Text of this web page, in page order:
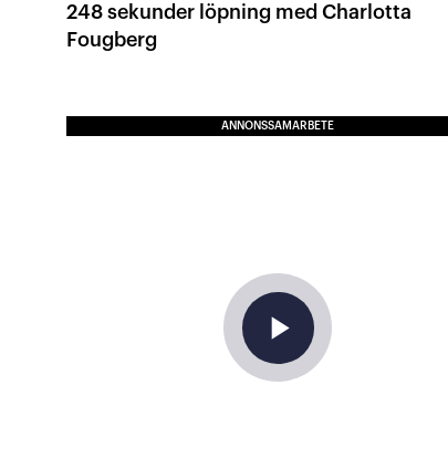
248 sekunder löpning med Charlotta
Fougberg
ANNONSSAMARBETE
play_arrow